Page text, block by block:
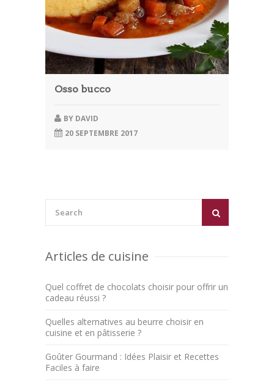
Osso bucco
BY DAVID
20 SEPTEMBRE 2017
Articles de cuisine
Quel coffret de chocolats choisir pour offrir un
cadeau réussi ?
Quelles alternatives au beurre choisir en
cuisine et en pâtisserie ?
Goûter Gourmand : Idées Plaisir et Recettes
Faciles à faire